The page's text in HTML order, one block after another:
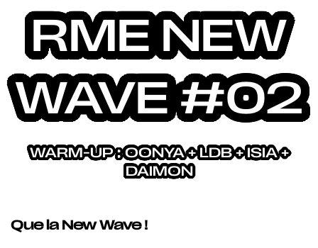
RME NEW
WAVE #02
WARM-UP : OONYA + LDB + ISIA +
DAIMON
Que la New Wave !